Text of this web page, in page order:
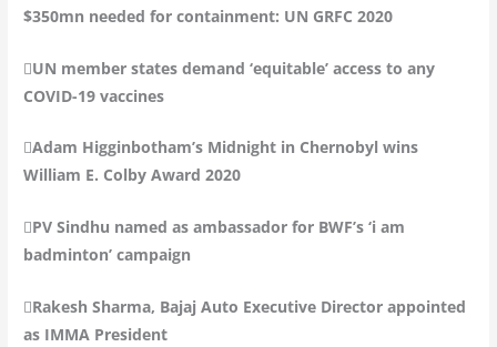
$350mn needed for containment: UN GRFC 2020
UN member states demand ‘equitable’ access to any
COVID-19 vaccines
Adam Higginbotham’s Midnight in Chernobyl wins
William E. Colby Award 2020
PV Sindhu named as ambassador for BWF’s ‘i am
badminton’ campaign
Rakesh Sharma, Bajaj Auto Executive Director appointed
as IMMA President